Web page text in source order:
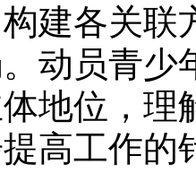
建各关联
动员青少
地位，理
高工作的